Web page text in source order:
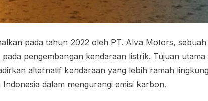
pada tahun 2022 oleh PT. Alva Motors,
pengembangan kendaraan listrik. Tujuan
alternatif kendaraan yang lebih ramah
dalam mengurangi emisi karbon.